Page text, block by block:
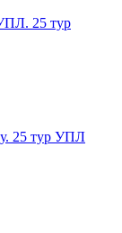
25 тур
25 тур УПЛ